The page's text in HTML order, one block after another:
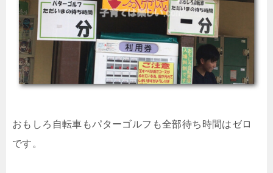
おもしろ自転車もパターゴルフも全部待ち時間はゼロ
です。